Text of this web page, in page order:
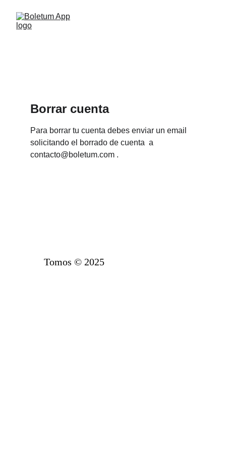
Borrar cuenta
Para borrar tu cuenta debes enviar un email
solicitando el borrado de cuenta  a
contacto@boletum.com .
Tomos © 2025